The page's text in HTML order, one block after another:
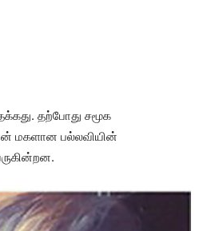
தற்போது சமூக
மகளான பல்லவியின்